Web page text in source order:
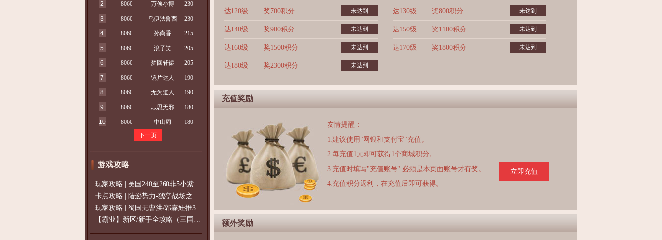
2 8060 万俟小博 230
3 8060 乌伊法鲁西 230
4 8060 孙尚香 215
5 8060 浪子笑 205
6 8060 梦回轩辕 205
7 8060 镜片达人 190
8 8060 无为道人 190
9 8060 灬思无邪 180
10 8060 中山周
180
下一页
游戏攻略
玩家攻略 | 吴国240至260非5小紫过策免
卡点攻略 | 陆逊势力-猇亭战场之陆逊
玩家攻略 | 蜀国无曹洪/郭嘉娃推375级，
【霸业】新区/新手全攻略（三国通用）2
达120级 奖700积分 未达到 达130级 奖800积分 未达到
达140级 奖900积分 未达到 达150级 奖1100积分 未达到
达160级 奖1500积分 未达到 达170级 奖1800积分 未达到
达180级 奖2300积分 未达到
充值奖励
友情提醒：
1.建议使用"网银和支付宝"充值。
2.每充值1元即可获得1个商城积分。
3.充值时填写"充值账号" 必须是本页面账号才有奖。
4.充值积分返利，在充值后即可获得。
立即充值
额外奖励